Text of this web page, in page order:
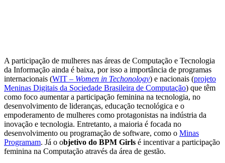
A participação de mulheres nas áreas de Computação e Tecnologia
da Informação ainda é baixa, por isso a importância de programas
internacionais (WIT – Women in Techonology) e nacionais (projeto
Meninas Digitais da Sociedade Brasileira de Computação) que têm
como foco aumentar a participação feminina na tecnologia, no
desenvolvimento de lideranças, educação tecnológica e o
empoderamento de mulheres como protagonistas na indústria da
inovação e tecnologia. Entretanto, a maioria é focada no
desenvolvimento ou programação de software, como o Minas
Programam. Já o objetivo do BPM Girls é incentivar a participação
feminina na Computação através da área de gestão.